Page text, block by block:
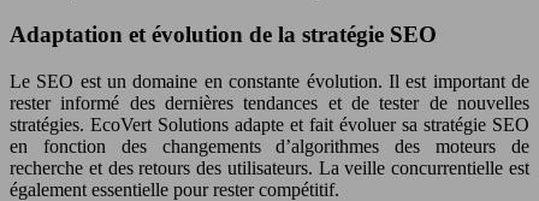
Adaptation et évolution de la stratégie SEO
Le SEO est un domaine en constante évolution. Il est important de
rester informé des dernières tendances et de tester de nouvelles
stratégies. EcoVert Solutions adapte et fait évoluer sa stratégie SEO
en fonction des changements d’algorithmes des moteurs de
recherche et des retours des utilisateurs. La veille concurrentielle est
également essentielle pour rester compétitif.